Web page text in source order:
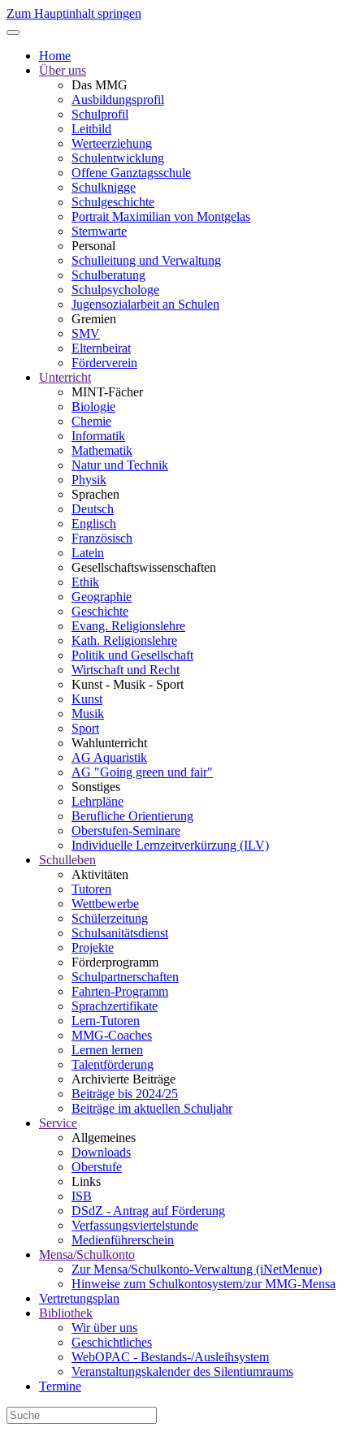
Zum Hauptinhalt springen
Home
Über uns
Das MMG
Ausbildungsprofil
Schulprofil
Leitbild
Werteerziehung
Schulentwicklung
Offene Ganztagsschule
Schulknigge
Schulgeschichte
Portrait Maximilian von Montgelas
Sternwarte
Personal
Schulleitung und Verwaltung
Schulberatung
Schulpsychologe
Jugensozialarbeit an Schulen
Gremien
SMV
Elternbeirat
Förderverein
Unterricht
MINT-Fächer
Biologie
Chemie
Informatik
Mathematik
Natur und Technik
Physik
Sprachen
Deutsch
Englisch
Französisch
Latein
Gesellschaftswissenschaften
Ethik
Geographie
Geschichte
Evang. Religionslehre
Kath. Religionslehre
Politik und Gesellschaft
Wirtschaft und Recht
Kunst - Musik - Sport
Kunst
Musik
Sport
Wahlunterricht
AG Aquaristik
AG "Going green und fair"
Sonstiges
Lehrpläne
Berufliche Orientierung
Oberstufen-Seminare
Individuelle Lernzeitverkürzung (ILV)
Schulleben
Aktivitäten
Tutoren
Wettbewerbe
Schülerzeitung
Schulsanitätsdienst
Projekte
Förderprogramm
Schulpartnerschaften
Fahrten-Programm
Sprachzertifikate
Lern-Tutoren
MMG-Coaches
Lernen lernen
Talentförderung
Archivierte Beiträge
Beiträge bis 2024/25
Beiträge im aktuellen Schuljahr
Service
Allgemeines
Downloads
Oberstufe
Links
ISB
DSdZ - Antrag auf Förderung
Verfassungsviertelstunde
Medienführerschein
Mensa/Schulkonto
Zur Mensa/Schulkonto-Verwaltung (iNetMenue)
Hinweise zum Schulkontosystem/zur MMG-Mensa
Vertretungsplan
Bibliothek
Wir über uns
Geschichtliches
WebOPAC - Bestands-/Ausleihsystem
Veranstaltungskalender des Silentiumraums
Termine